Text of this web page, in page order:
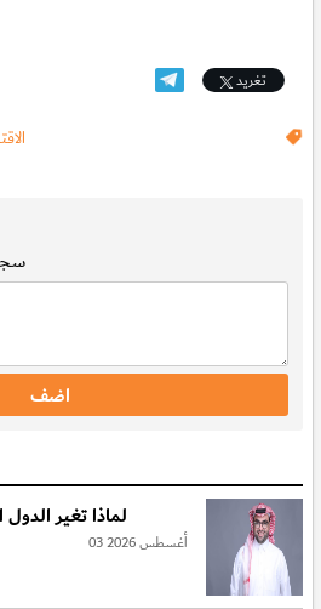
تغريد
لماذا تغير
03 أغسطس 2026